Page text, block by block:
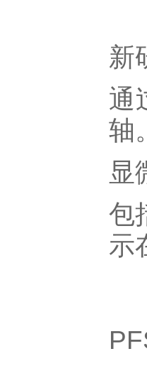
新
通
轴
显
包
示